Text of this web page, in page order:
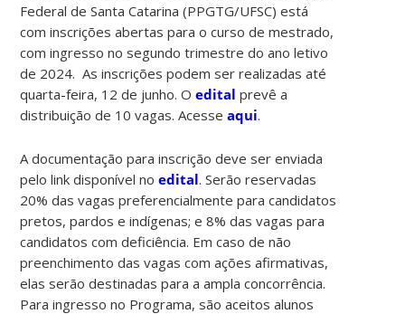
Federal de Santa Catarina (PPGTG/UFSC) está
com inscrições abertas para o curso de mestrado,
com ingresso no segundo trimestre do ano letivo
de 2024. As inscrições podem ser realizadas até
quarta-feira, 12 de junho. Oedital prevê a
distribuição de 10 vagas. Acesseaqui.
A documentação para inscrição deve ser enviada
pelo link disponível noedital. Serão reservadas
20% das vagas preferencialmente para candidatos
pretos, pardos e indígenas; e 8% das vagas para
candidatos com deficiência. Em caso de não
preenchimento das vagas com ações afirmativas,
elas serão destinadas para a ampla concorrência.
Para ingresso no Programa, são aceitos alunos